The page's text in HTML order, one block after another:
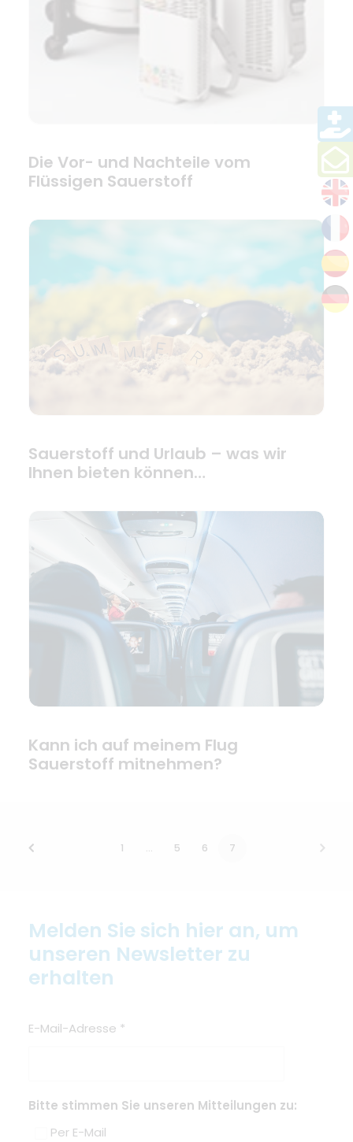
Die Vor- und Nachteile vom
Flüssigen Sauerstoff
Sauerstoff und Urlaub – was wir
Ihnen bieten können…
Kann ich auf meinem Flug
Sauerstoff mitnehmen?
1 … 5 6 7
Melden Sie sich hier an, um
unseren Newsletter zu
erhalten
E-Mail-Adresse *
Bitte stimmen Sie unseren Mitteilungen zu:
Per E-Mail